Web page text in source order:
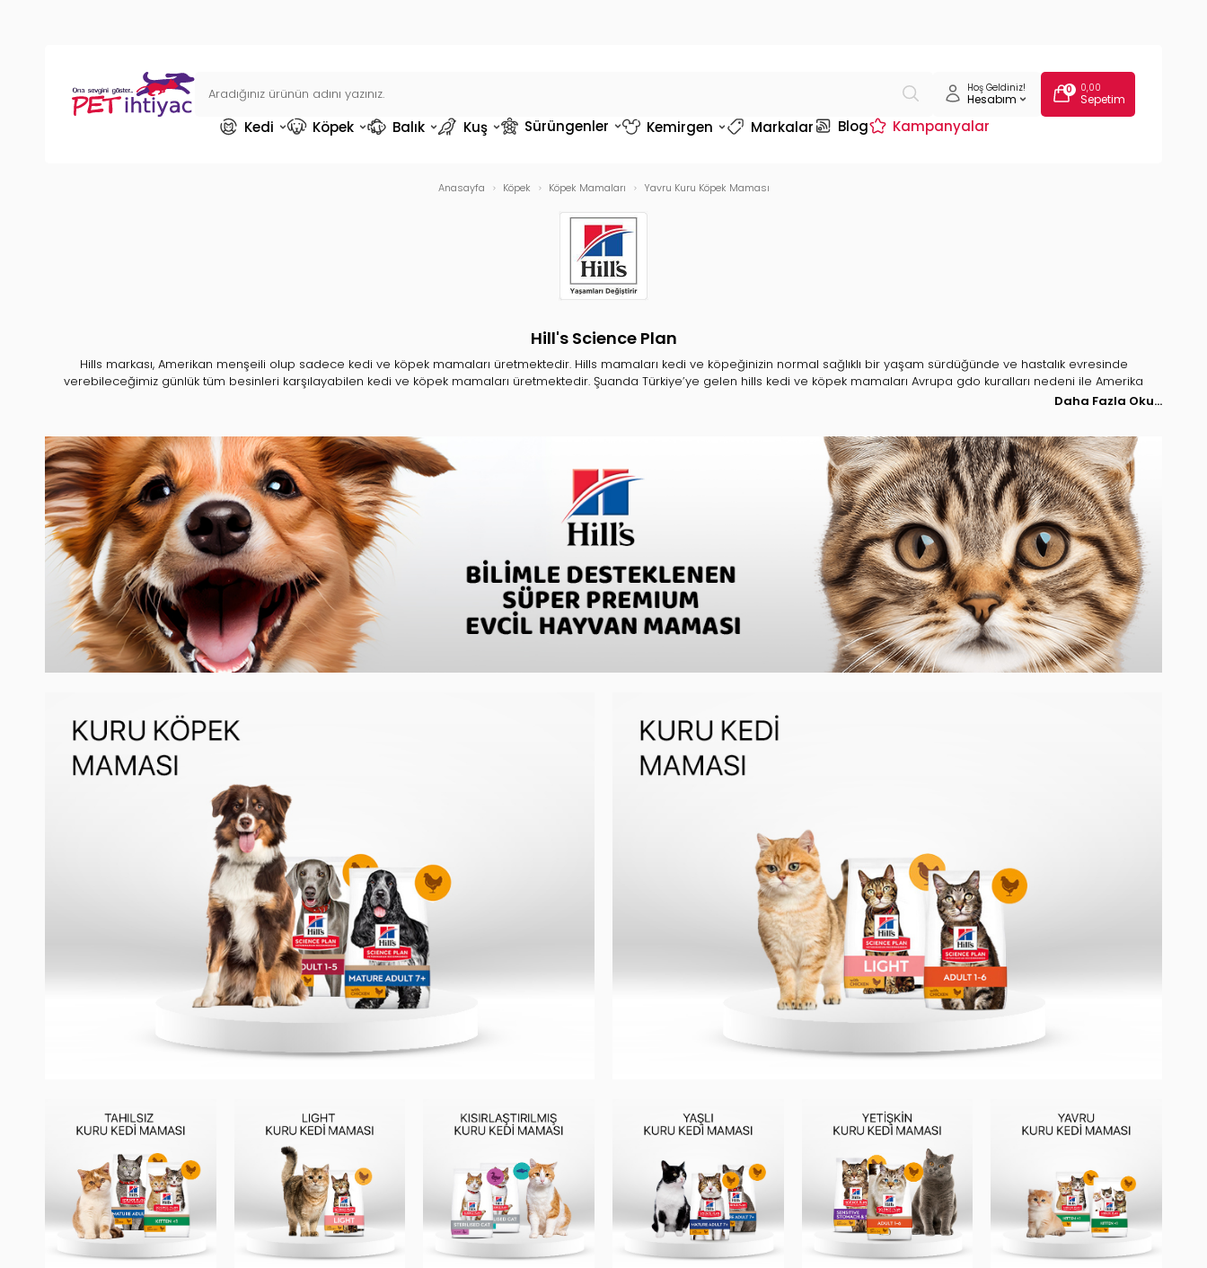
Hoş Geldiniz!
Hesabım
0 0,00
Sepetim
Kedi Köpek Balık Kuş Sürüngenler Kemirgen Markalar Blog Kampanyalar
Anasayfa Köpek Köpek Mamaları Yavru Kuru Köpek Maması
Hill's Science Plan
Hills markası, Amerikan menşeili olup sadece kedi ve köpek mamaları üretmektedir. Hills mamaları kedi ve köpeğinizin normal sağlıklı bir yaşam sürdüğünde ve hastalık evresinde
verebileceğimiz günlük tüm besinleri karşılayabilen kedi ve köpek mamaları üretmektedir. Şuanda Türkiye’ye gelen hills kedi ve köpek mamaları Avrupa gdo kuralları nedeni ile Amerika
kıtasından gelmemektedir, şuanda avrupanın çeşitli ülkelerinde üretim yapılmaktadır. Hills markası ürettiği bazı ürünleri şu şekildedir; hills kuru kedi maması, hills konserve maması, hills kuru
Daha Fazla Oku...